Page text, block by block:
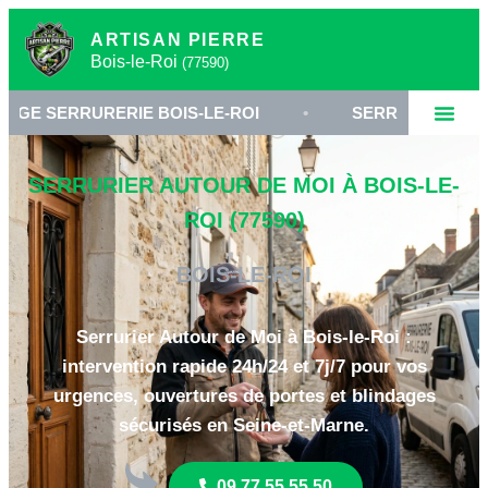
ARTISAN PIERRE
Bois-le-Roi (77590)
BOIS-LE-ROI • SERRURIER 77590 •
SERRURIER AUTOUR DE MOI À BOIS-LE-
ROI (77590)
BOIS-LE-ROI
Serrurier Autour de Moi à Bois-le-Roi :
intervention rapide 24h/24 et 7j/7 pour vos
urgences, ouvertures de portes et blindages
sécurisés en Seine-et-Marne.